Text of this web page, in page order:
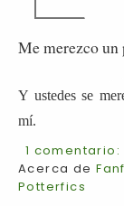
Me merezco un
Y ustedes se
mí.
1 comentario:
Acerca de
Potterfics